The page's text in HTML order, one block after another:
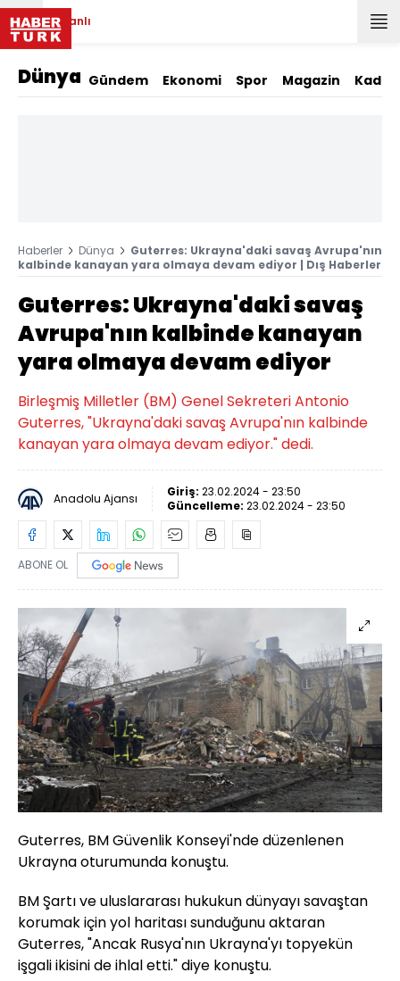
Canlı
Dünya Gündem Ekonomi Spor Magazin Kadın
Haberler Dünya
Guterres: Ukrayna'daki savaş Avrupa'nın
kalbinde kanayan yara olmaya devam ediyor | Dış Haberler
Guterres: Ukrayna'daki savaş
Avrupa'nın kalbinde kanayan
yara olmaya devam ediyor
Birleşmiş Milletler (BM) Genel Sekreteri Antonio
Guterres, "Ukrayna'daki savaş Avrupa'nın kalbinde
kanayan yara olmaya devam ediyor." dedi.
Anadolu Ajansı Giriş: 23.02.2024 - 23:50
Güncelleme: 23.02.2024 - 23:50
ABONE OL
Guterres, BM Güvenlik Konseyi'nde düzenlenen
Ukrayna oturumunda konuştu.
BM Şartı ve uluslararası hukukun dünyayı savaştan
korumak için yol haritası sunduğunu aktaran
Guterres, "Ancak Rusya'nın Ukrayna'yı topyekün
işgali ikisini de ihlal etti." diye konuştu.